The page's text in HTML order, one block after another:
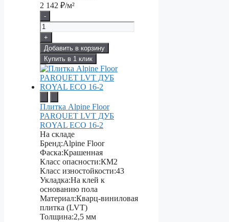
2 142 ₽/м²
-
+
Добавить в корзину
Купить в 1 клик
Плитка Alpine Floor
PARQUET LVT ДУБ
ROYAL ЕСО 16-2
На складе
Бренд:Alpine Floor
Фаска:Крашенная
Класс опасности:КМ2
Класс изностойкости:43
Укладка:На клей к
основанию пола
Материал:Кварц-виниловая
плитка (LVT)
Толщина:2,5 мм